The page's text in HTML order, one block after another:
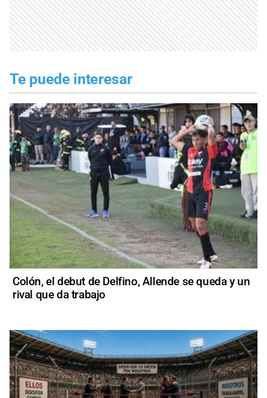
Te puede interesar
Colón, el debut de Delfino, Allende se queda y un
rival que da trabajo